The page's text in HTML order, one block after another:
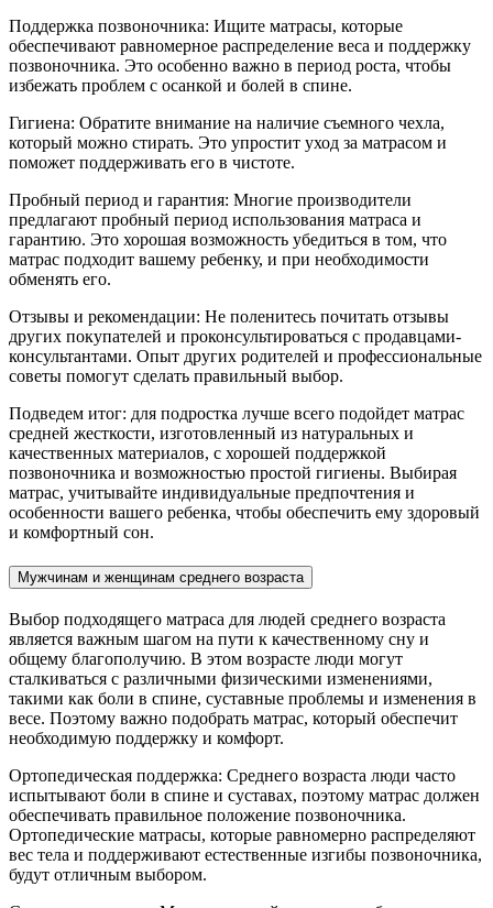
Поддержка позвоночника: Ищите матрасы, которые
обеспечивают равномерное распределение веса и поддержку
позвоночника. Это особенно важно в период роста, чтобы
избежать проблем с осанкой и болей в спине.
Гигиена: Обратите внимание на наличие съемного чехла,
который можно стирать. Это упростит уход за матрасом и
поможет поддерживать его в чистоте.
Пробный период и гарантия: Многие производители
предлагают пробный период использования матраса и
гарантию. Это хорошая возможность убедиться в том, что
матрас подходит вашему ребенку, и при необходимости
обменять его.
Отзывы и рекомендации: Не поленитесь почитать отзывы
других покупателей и проконсультироваться с продавцами-
консультантами. Опыт других родителей и профессиональные
советы помогут сделать правильный выбор.
Подведем итог: для подростка лучше всего подойдет матрас
средней жесткости, изготовленный из натуральных и
качественных материалов, с хорошей поддержкой
позвоночника и возможностью простой гигиены. Выбирая
матрас, учитывайте индивидуальные предпочтения и
особенности вашего ребенка, чтобы обеспечить ему здоровый
и комфортный сон.
Мужчинам и женщинам среднего возраста
Выбор подходящего матраса для людей среднего возраста
является важным шагом на пути к качественному сну и
общему благополучию. В этом возрасте люди могут
сталкиваться с различными физическими изменениями,
такими как боли в спине, суставные проблемы и изменения в
весе. Поэтому важно подобрать матрас, который обеспечит
необходимую поддержку и комфорт.
Ортопедическая поддержка: Среднего возраста люди часто
испытывают боли в спине и суставах, поэтому матрас должен
обеспечивать правильное положение позвоночника.
Ортопедические матрасы, которые равномерно распределяют
вес тела и поддерживают естественные изгибы позвоночника,
будут отличным выбором.